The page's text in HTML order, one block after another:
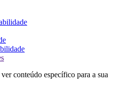
conteúdo específico para a sua